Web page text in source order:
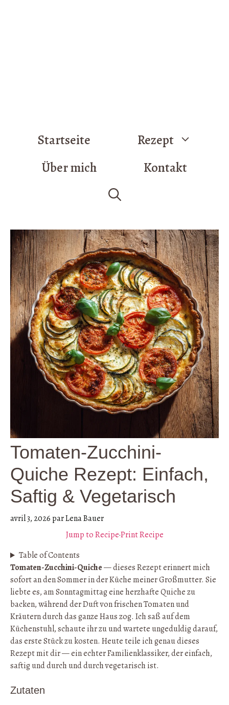
Startseite
Rezept
Über mich
Kontakt
Tomaten-Zucchini-
Quiche Rezept: Einfach,
Saftig & Vegetarisch
avril 3, 2026parLena Bauer
Jump to Recipe·Print Recipe
Table of Contents
Tomaten-Zucchini-Quiche— dieses Rezept erinnert mich
sofort an den Sommer in der Küche meiner Großmutter. Sie
liebte es, am Sonntagmittag eine herzhafte Quiche zu
backen, während der Duft von frischen Tomaten und
Kräutern durch das ganze Haus zog. Ich saß auf dem
Küchenstuhl, schaute ihr zu und wartete ungeduldig darauf,
das erste Stück zu kosten. Heute teile ich genau dieses
Rezept mit dir — ein echter Familienklassiker, der einfach,
saftig und durch und durch vegetarisch ist.
Zutaten